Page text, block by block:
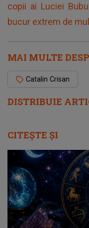
DISTRIBUIE
copii ai Luciei
bucur extrem de
MAI MULTE
Catalin Crisan
CITEȘTE ȘI